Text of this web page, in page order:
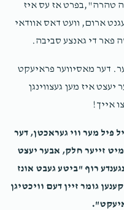
טהרה",בפרט אז עס איז
ארום, וועט דאס אוודאי
פאר די גאנצע סביבה.
דער מאסיווער פראיעקט
איז מען געצווינגן
אייך!
פיל מער ווי געראכטן, דער
זייער חלק, אבער יעצט
רוף "ביטע געבט אונז
גומר זיין דעם וויכטיגן